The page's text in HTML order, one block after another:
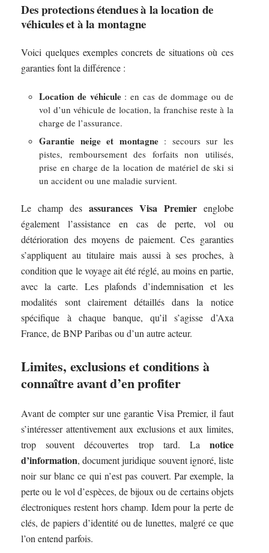
Des protections étendues à la location de
véhicules et à la montagne
Voici quelques exemples concrets de situations où ces
garanties font la différence :
Location de véhicule: en cas de dommage ou de
vol d’un véhicule de location, la franchise reste à la
charge de l’assurance.
Garantie neige et montagne: secours sur les
pistes, remboursement des forfaits non utilisés,
prise en charge de la location de matériel de ski si
un accident ou une maladie survient.
Le champ des assurances Visa Premierenglobe
également l’assistance en cas de perte, vol ou
détérioration des moyens de paiement. Ces garanties
s’appliquent au titulaire mais aussi à ses proches, à
condition que le voyage ait été réglé, au moins en partie,
avec la carte. Les plafonds d’indemnisation et les
modalités sont clairement détaillés dans la notice
spécifique à chaque banque, qu’il s’agisse d’Axa
France, de BNP Paribas ou d’un autre acteur.
Limites, exclusions et conditions à
connaître avant d’en profiter
Avant de compter sur une garantie Visa Premier, il faut
s’intéresser attentivement aux exclusions et aux limites,
trop souvent découvertes trop tard. La notice
d’information, document juridique souvent ignoré, liste
noir sur blanc ce qui n’est pas couvert. Par exemple, la
perte ou le vol d’espèces, de bijoux ou de certains objets
électroniques restent hors champ. Idem pour la perte de
clés, de papiers d’identité ou de lunettes, malgré ce que
l’on entend parfois.